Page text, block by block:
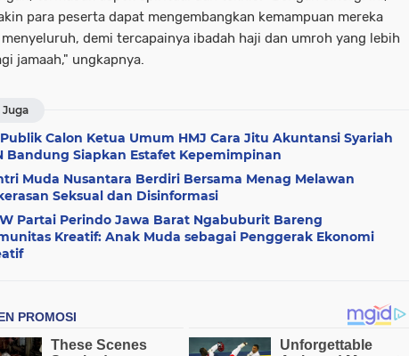
para peserta dapat mengembangkan kemampuan mereka
demi tercapainya ibadah haji dan umroh yang lebih
jamaah," ungkapnya.
Juga
Calon Ketua Umum HMJ Cara Jitu Akuntansi Syariah
Bandung Siapkan Estafet Kepemimpinan
Muda Nusantara Berdiri Bersama Menag Melawan
Seksual dan Disinformasi
Partai Perindo Jawa Barat Ngabuburit Bareng
Kreatif: Anak Muda sebagai Penggerak Ekonomi